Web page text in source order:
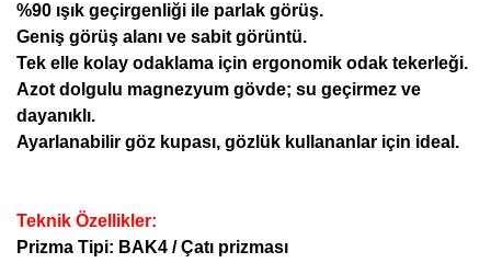
%90 ışık geçirgenliği ile parlak görüş.
Geniş görüş alanı ve sabit görüntü.
Tek elle kolay odaklama için ergonomik odak tekerleği.
Azot dolgulu magnezyum gövde; su geçirmez ve
dayanıklı.
Ayarlanabilir göz kupası, gözlük kullananlar için ideal.
Teknik Özellikler:
Prizma Tipi: BAK4 / Çatı prizması